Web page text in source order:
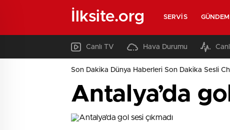
İlksite.org SERVIS GÜNDEM
Canlı TV Hava Durumu
Son Dakika Dünya Haberleri Son Dakika Sesli
Antalya’da